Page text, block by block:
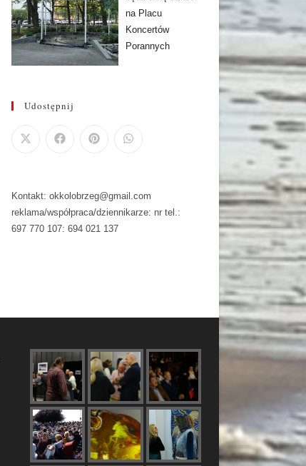
na Placu
Koncertów
Porannych
Udostępnij
Kontakt: okkolobrzeg@gmail.com
reklama/współpraca/dziennikarze: nr tel.:
697 770 107: 694 021 137